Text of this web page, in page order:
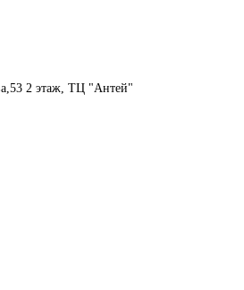
2 этаж, ТЦ "Антей"